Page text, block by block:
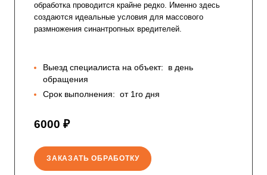
обработка проводится крайне редко. Именно здесь
создаются идеальные условия для массового
размножения синантропных вредителей.
Выезд специалиста на объект:
в день
обращения
Срок выполнения: от 1го дня
6000 ₽
ЗАКАЗАТЬ ОБРАБОТКУ